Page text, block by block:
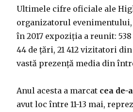
Ultimele cifre oficiale ale
organizatorul evenimentului,
în 2017 expoziția a reunit:
44 de țări, 21 412 vizitatori
vastă prezență media din
Anul acesta a marcat cea de-
avut loc între 11-13 mai,